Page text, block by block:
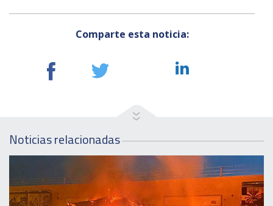
Comparte esta noticia:
Noticias relacionadas